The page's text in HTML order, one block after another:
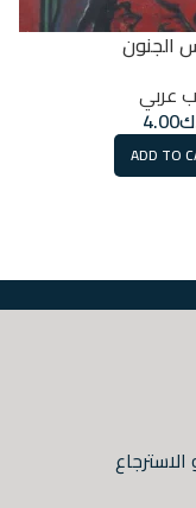
عربي
4.00
ADD TO